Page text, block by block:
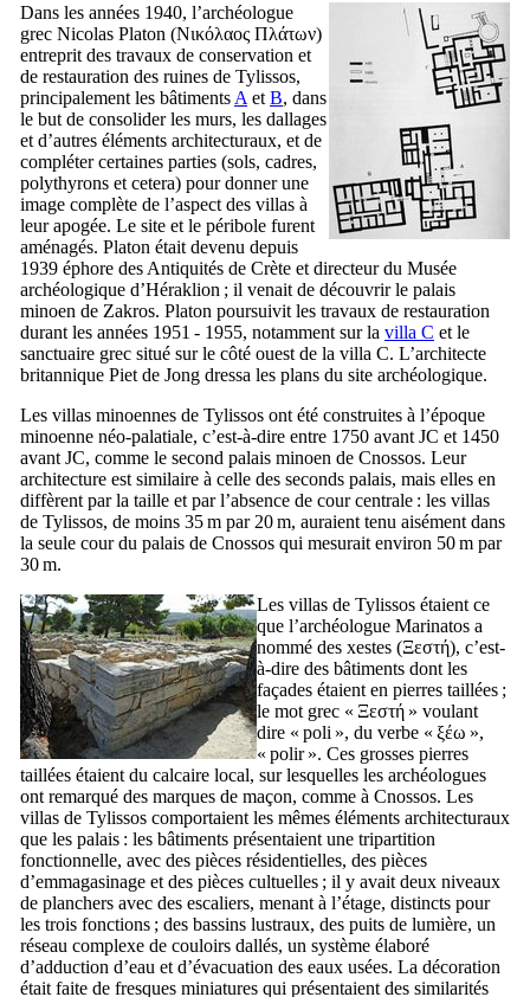
Dans les années 1940, l’archéologue
grec Nicolas Platon (Νικόλαος Πλάτων)
entreprit des travaux de conservation et
de restauration des ruines de Tylissos,
principalement les bâtiments A et B, dans
le but de consolider les murs, les dallages
et d’autres éléments architecturaux, et de
compléter certaines parties (sols, cadres,
polythyrons et cetera) pour donner une
image complète de l’aspect des villas à
leur apogée. Le site et le péribole furent
aménagés. Platon était devenu depuis
1939 éphore des Antiquités de Crète et directeur du Musée
archéologique d’Héraklion ; il venait de découvrir le palais
minoen de Zakros. Platon poursuivit les travaux de restauration
durant les années 1951 - 1955, notamment sur la villa C et le
sanctuaire grec situé sur le côté ouest de la villa C. L’architecte
britannique Piet de Jong dressa les plans du site archéologique.
Les villas minoennes de Tylissos ont été construites à l’époque
minoenne néo-palatiale, c’est-à-dire entre 1750 avant JC et 1450
avant JC, comme le second palais minoen de Cnossos. Leur
architecture est similaire à celle des seconds palais, mais elles en
diffèrent par la taille et par l’absence de cour centrale : les villas
de Tylissos, de moins 35 m par 20 m, auraient tenu aisément dans
la seule cour du palais de Cnossos qui mesurait environ 50 m par
30 m.
Les villas de Tylissos étaient ce
que l’archéologue Marinatos a
nommé des xestes (Ξεστή), c’est-
à-dire des bâtiments dont les
façades étaient en pierres taillées ;
le mot grec « Ξεστή » voulant
dire « poli », du verbe « ξέω »,
« polir ». Ces grosses pierres
taillées étaient du calcaire local, sur lesquelles les archéologues
ont remarqué des marques de maçon, comme à Cnossos. Les
villas de Tylissos comportaient les mêmes éléments architecturaux
que les palais : les bâtiments présentaient une tripartition
fonctionnelle, avec des pièces résidentielles, des pièces
d’emmagasinage et des pièces cultuelles ; il y avait deux niveaux
de planchers avec des escaliers, menant à l’étage, distincts pour
les trois fonctions ; des bassins lustraux, des puits de lumière, un
réseau complexe de couloirs dallés, un système élaboré
d’adduction d’eau et d’évacuation des eaux usées. La décoration
était faite de fresques miniatures qui présentaient des similarités